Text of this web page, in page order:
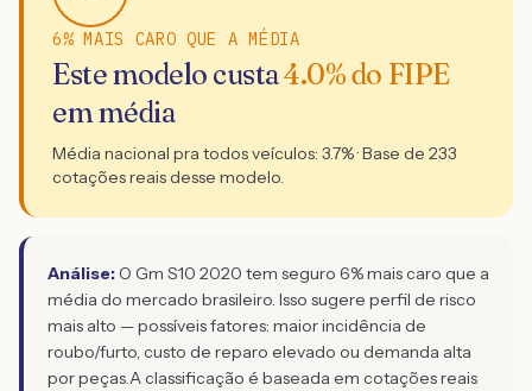
6% MAIS CARO QUE A MÉDIA
Este modelo custa4.0% do FIPE
em média
Média nacional pra todos veículos: 3.7% · Base de 233
cotações reais desse modelo.
Análise: O Gm S10 2020 tem seguro 6% mais caro que a
média do mercado brasileiro. Isso sugere perfil de risco
mais alto — possíveis fatores: maior incidência de
roubo/furto, custo de reparo elevado ou demanda alta
por peças.A classificação é baseada em cotações reais